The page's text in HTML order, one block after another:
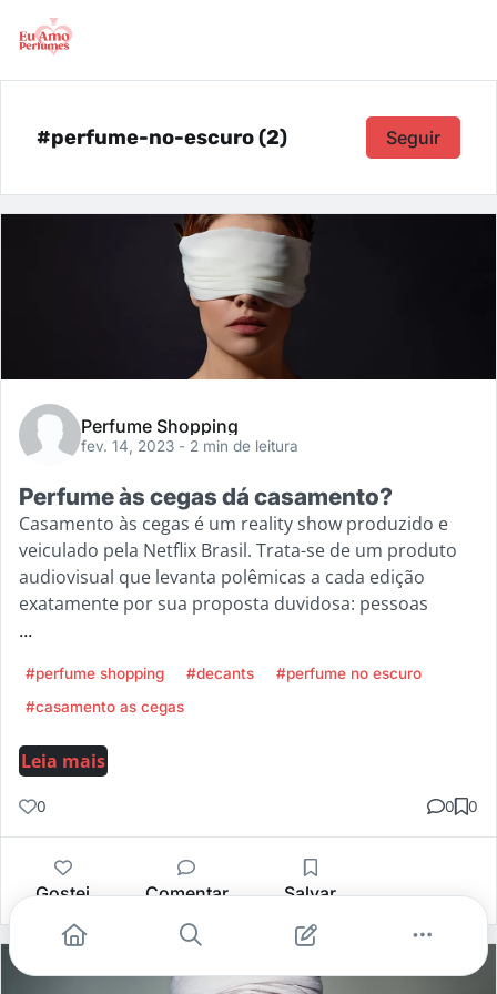
#perfume-no-escuro (2) Seguir
Perfume Shopping
fev. 14, 2023 - 2 min de leitura
Perfume às cegas dá casamento?
Casamento às cegas é um reality show produzido e
veiculado pela Netflix Brasil. Trata-se de um produto
audiovisual que levanta polêmicas a cada edição
exatamente por sua proposta duvidosa: pessoas
...
#perfume shopping #decants
#perfume no escuro
#casamento as cegas
Leia mais
0 0 0
Gostei Comentar Salvar